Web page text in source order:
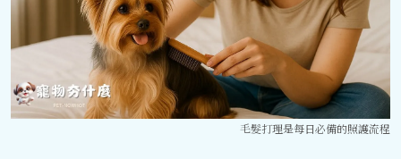
毛髮打理是每日必備的照護流程